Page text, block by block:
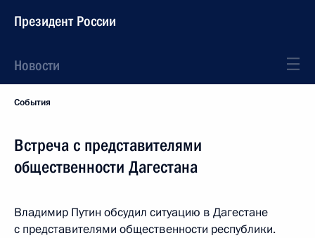
Президент России
Новости
События
Встреча с представителями
общественности Дагестана
Владимир Путин обсудил ситуацию в Дагестане
с представителями общественности республики.